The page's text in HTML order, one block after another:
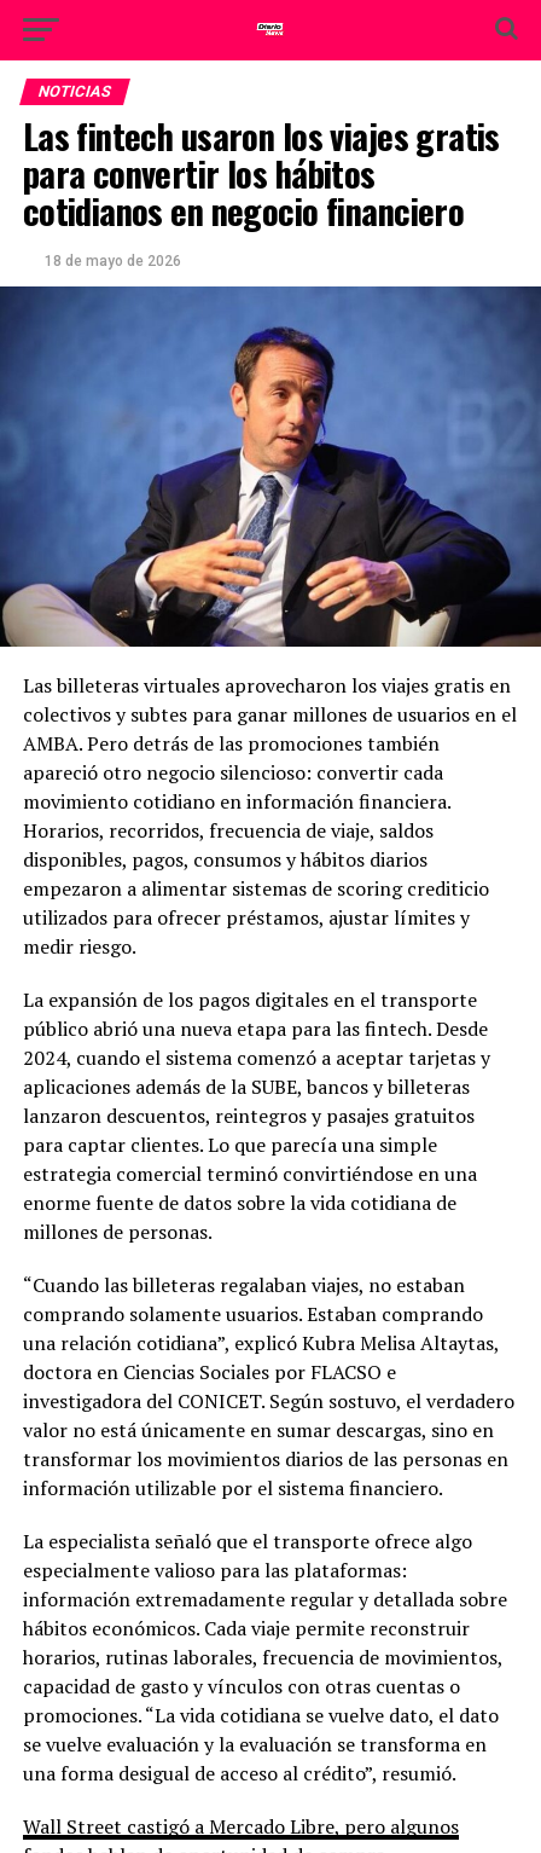
NOTICIAS
Las fintech usaron los viajes gratis
para convertir los hábitos
cotidianos en negocio financiero
18 de mayo de 2026
Las billeteras virtuales aprovecharon los viajes gratis en
colectivos y subtes para ganar millones de usuarios en el
AMBA. Pero detrás de las promociones también
apareció otro negocio silencioso: convertir cada
movimiento cotidiano en información financiera.
Horarios, recorridos, frecuencia de viaje, saldos
disponibles, pagos, consumos y hábitos diarios
empezaron a alimentar sistemas de scoring crediticio
utilizados para ofrecer préstamos, ajustar límites y
medir riesgo.
La expansión de los pagos digitales en el transporte
público abrió una nueva etapa para las fintech. Desde
2024, cuando el sistema comenzó a aceptar tarjetas y
aplicaciones además de la SUBE, bancos y billeteras
lanzaron descuentos, reintegros y pasajes gratuitos
para captar clientes. Lo que parecía una simple
estrategia comercial terminó convirtiéndose en una
enorme fuente de datos sobre la vida cotidiana de
millones de personas.
“Cuando las billeteras regalaban viajes, no estaban
comprando solamente usuarios. Estaban comprando
una relación cotidiana”, explicó Kubra Melisa Altaytas,
doctora en Ciencias Sociales por FLACSO e
investigadora del CONICET. Según sostuvo, el verdadero
valor no está únicamente en sumar descargas, sino en
transformar los movimientos diarios de las personas en
información utilizable por el sistema financiero.
La especialista señaló que el transporte ofrece algo
especialmente valioso para las plataformas:
información extremadamente regular y detallada sobre
hábitos económicos. Cada viaje permite reconstruir
horarios, rutinas laborales, frecuencia de movimientos,
capacidad de gasto y vínculos con otras cuentas o
promociones. “La vida cotidiana se vuelve dato, el dato
se vuelve evaluación y la evaluación se transforma en
una forma desigual de acceso al crédito”, resumió.
Wall Street castigó a Mercado Libre, pero algunos